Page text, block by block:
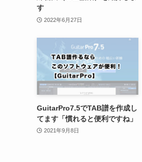
す
2022年6月27日
GuitarPro7.5でTAB譜を作成し
てます「慣れると便利ですね」
2021年9月8日